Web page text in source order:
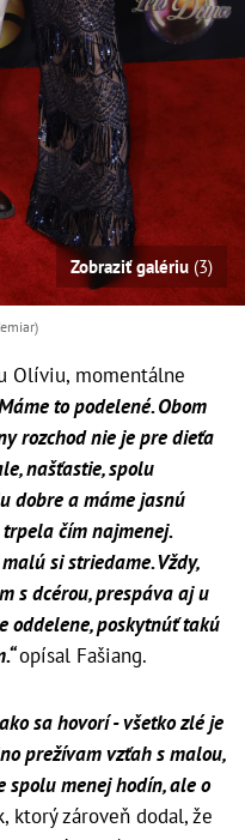
Zobraziť galériu (3)
Olíviu, momentálne
to podelené. Obom
rozchod nie je pre dieťa
našťastie, spolu
dobre a máme jasnú
čím najmenej.
si striedame. Vždy,
s dcérou, prespáva aj u
oddelene, poskytnúť takú
opísal Fašiang.
sa hovorí - všetko zlé je
prežívam vzťah s malou,
spolu menej hodín, ale o
ktorý zároveň dodal, že